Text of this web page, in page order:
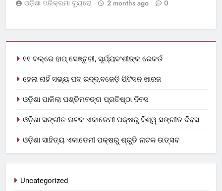
ଓଡ଼ିଶା ପରିକ୍ରମା ବ୍ୟୁରୋ 2 months ago 0
୧୧ ବଲ୍‌ରେ ହାପ୍ ସେଞ୍ଚୁରୀ, ସୂର୍ଯ୍ୟବଂଶୀଙ୍କ ରେକର୍ଡ
ହେଲା ନାହିଁ ସଭ୍ୟ ପଦ ରଦ୍ଦ,ବଜେଡ଼ି ପିଟିସନ ଖାରଜ
ଓଡ଼ିଶା ପାଳିଲା ପଶ୍ଚିମବଙ୍ଗ ପ୍ରତିଷ୍ଠା ଦିବସ
ଓଡ଼ିଶା ସଙ୍ଗୀତ ନାଟକ ଏକାଡେମୀ ପକ୍ଷରୁ ବିଶ୍ୱ ସଙ୍ଗୀତ ଦିବସ
ଓଡ଼ିଶା ସାହିତ୍ୟ ଏକାଡେମୀ ପକ୍ଷରୁ ଶ୍ରୁତି ନାଟକ ଉତ୍ସବ
Uncategorized